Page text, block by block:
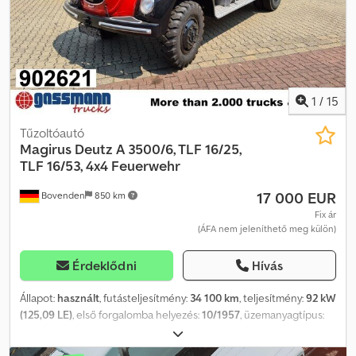
nélkül értékesítjük. A fent megadott adatok nem kötelező
érvényűek, fenntartjuk a jogot a hibákra/változtatásokra és a
köztes értékesítésre! Telefonszám: 08026/2188
1 / 15
Bovenden 850 km
Tűzoltóautó
Magirus Deutz A 3500/6, TLF 16/25,
TLF 16/53, 4x4 Feuerwehr
17 000 EUR
Fix ár
(ÁFA nem jeleníthető meg külön)
Érdeklődni Hívás
Állapot: használt, futásteljesítmény: 34 100 km, teljesítmény:92 kW
(125,09 LE), első forgalomba helyezés:10/1957, üzemanyagtípus:
, maximális teherbírás:
össztömeg:7 490 kg, abroncs méret:8.25-20 EHD,